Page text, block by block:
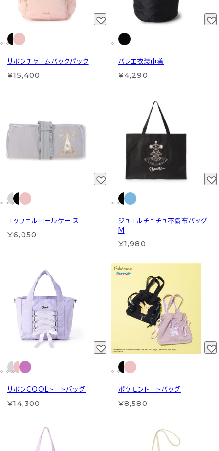
リボンチャームバックパック
¥15,400
バレエ衣装巾着
¥4,290
エッフェルロールケー ス
¥6,050
ジュエルチュチュ不織布バッグ
M
¥1,980
リボンCOOLトートバッグ
¥14,300
ポケモントートバッグ
¥8,580